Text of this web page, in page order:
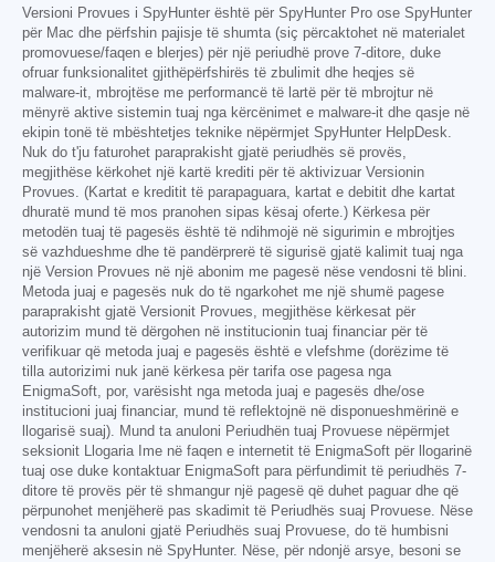
Versioni Provues i SpyHunter është për SpyHunter Pro ose SpyHunter
për Mac dhe përfshin pajisje të shumta (siç përcaktohet në materialet
promovuese/faqen e blerjes) për një periudhë prove 7-ditore, duke
ofruar funksionalitet gjithëpërfshirës të zbulimit dhe heqjes së
malware-it, mbrojtëse me performancë të lartë për të mbrojtur në
mënyrë aktive sistemin tuaj nga kërcënimet e malware-it dhe qasje në
ekipin tonë të mbështetjes teknike nëpërmjet SpyHunter HelpDesk.
Nuk do t'ju faturohet paraprakisht gjatë periudhës së provës,
megjithëse kërkohet një kartë krediti për të aktivizuar Versionin
Provues. (Kartat e kreditit të parapaguara, kartat e debitit dhe kartat
dhuratë mund të mos pranohen sipas kësaj oferte.) Kërkesa për
metodën tuaj të pagesës është të ndihmojë në sigurimin e mbrojtjes
së vazhdueshme dhe të pandërprerë të sigurisë gjatë kalimit tuaj nga
një Version Provues në një abonim me pagesë nëse vendosni të blini.
Metoda juaj e pagesës nuk do të ngarkohet me një shumë pagese
paraprakisht gjatë Versionit Provues, megjithëse kërkesat për
autorizim mund të dërgohen në institucionin tuaj financiar për të
verifikuar që metoda juaj e pagesës është e vlefshme (dorëzime të
tilla autorizimi nuk janë kërkesa për tarifa ose pagesa nga
EnigmaSoft, por, varësisht nga metoda juaj e pagesës dhe/ose
institucioni juaj financiar, mund të reflektojnë në disponueshmërinë e
llogarisë suaj). Mund ta anuloni Periudhën tuaj Provuese nëpërmjet
seksionit Llogaria Ime në faqen e internetit të EnigmaSoft për llogarinë
tuaj ose duke kontaktuar EnigmaSoft para përfundimit të periudhës 7-
ditore të provës për të shmangur një pagesë që duhet paguar dhe që
përpunohet menjëherë pas skadimit të Periudhës suaj Provuese. Nëse
vendosni ta anuloni gjatë Periudhës suaj Provuese, do të humbisni
menjëherë aksesin në SpyHunter. Nëse, për ndonjë arsye, besoni se